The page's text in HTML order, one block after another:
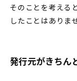
そのことを考える
したことはありま
発行元がきちん